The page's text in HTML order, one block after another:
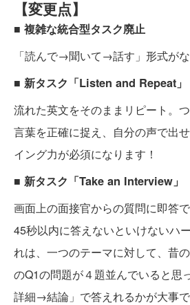
【変更点】
■ 複雑な統合型タスク廃止
「読んで→聞いて→話す」形式がな
■ 新タスク「Listen and Repeat」
流れた英文をそのままリピート。
言葉を正確に捉え、自分の声で出
イング力が必須になります！
■ 新タスク「Take an Interview」
画面上の面接官からの質問に即答で
45秒以内に答えないといけないハ
れは、一つのテーマに対して、昔
のQ1の問題が４題並んでいると思
詳細→結論」で答えれるかが大事